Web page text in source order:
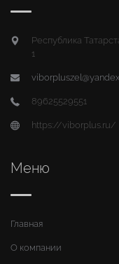
Республика
1
89625529551
https://viborplus.ru/
Меню
Главная
О компании